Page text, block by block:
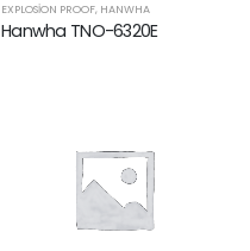
EXPLOSION PROOF, HANWHA
Hanwha TNO-6320E